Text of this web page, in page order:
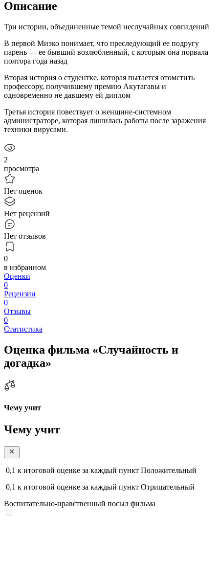
Описание
Три истории, объединенные темой неслучайных совпадений
В первой Миэко понимает, что преследующий ее подругу
парень — ее бывший возлюбленный, с которым она порвала
полтора года назад
Вторая история о студентке, которая пытается отомстить
профессору, получившему премию Акутагавы и
одновременно не давшему ей диплом
Третья история повествует о женщине-системном
администраторе, которая лишилась работы после заражения
техники вирусами.
2
просмотра
Нет оценок
Нет рецензий
Нет отзывов
0
в избранном
Оценки
0
Рецензии
0
Отзывы
0
Статистика
Оценка фильма «Случайность и
догадка»
Чему учит
Чему учит
0,1 к итоговой оценке за каждый пункт Положительный
0,1 к итоговой оценке за каждый пункт Отрицательный
Воспитательно-нравственный посыл фильма